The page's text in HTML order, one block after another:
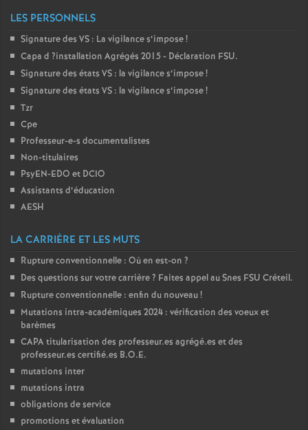
LES PERSONNELS
Signature des VS : La vigilance s’impose!
Capa d ?installation Agrégés 2015 - Déclaration FSU.
Signature des états VS : la vigilance s’impose!
Signature des états VS : la vigilance s’impose!
Tzr
Cpe
Professeur-e-s documentalistes
Non-titulaires
PsyEN-EDO et DCIO
Assistants d’éducation
AESH
LA CARRIÈRE ET LES MUTS
Rupture conventionnelle : Où en est-on ?
Des questions sur votre carrière? Faites appel au Snes FSU Créteil.
Rupture conventionnelle : enfin du nouveau!
Mutations intra-académiques 2024 : vérification des voeux et
barèmes
CAPAtitularisation des professeur.es agrégé.es et des
professeur.es certifié.es B.O.E.
mutations inter
mutations intra
obligations de service
promotions et évaluation